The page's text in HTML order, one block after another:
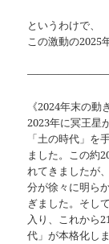
というわけで、
この激動の2025
《2024年末の動
2023年に冥王星
「土の時代」を
ました。この約
れてきましたが
分が徐々に明ら
ぎました。そし
入り、これから
代」が本格化しま